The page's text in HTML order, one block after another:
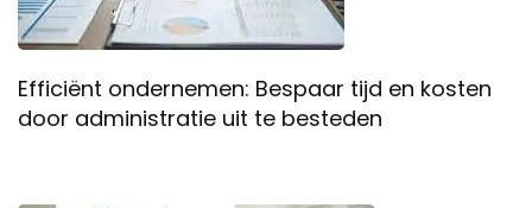
Efficiënt ondernemen: Bespaar tijd en kosten
door administratie uit te besteden